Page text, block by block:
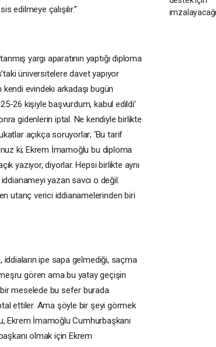
edilmeye çalışılır.”
yargı aparatının yaptığı diploma
üniversitelere davet yapıyor
kendi evindeki arkadaşı bugün
26 kişiyle başvurdum, kabul edildi’
gidenlerin iptal. Ne kendiyle birlikte
açıkça soruyorlar; ‘Bu tarif
ki; Ekrem İmamoğlu bu diploma
yazıyor, diyorlar. Hepsi birlikte aynı
iddianameyi yazan savcı o değil.
utanç verici iddianamelerinden biri
iddiaların ipe sapa gelmediği, saçma
gören ama bu yatay geçişin
bir meselede bu sefer burada
ettiler. Ama şöyle bir şeyi görmek
Ekrem İmamoğlu Cumhurbaşkanı
olmak için Ekrem